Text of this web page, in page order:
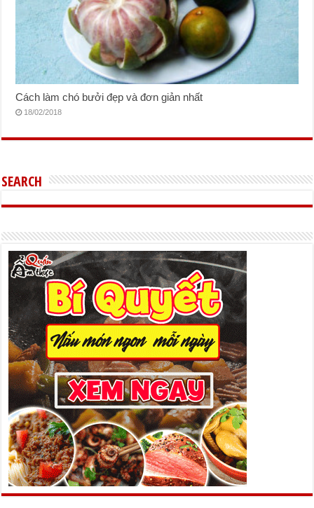
Cách làm chó bưởi đẹp và đơn giản nhất
18/02/2018
SEARCH